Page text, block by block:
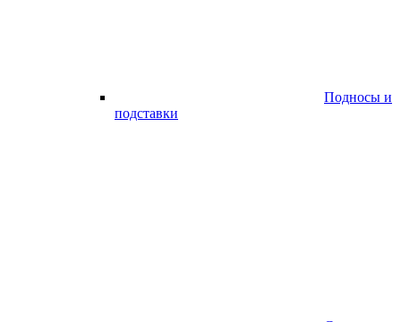
Подносы и
подставки